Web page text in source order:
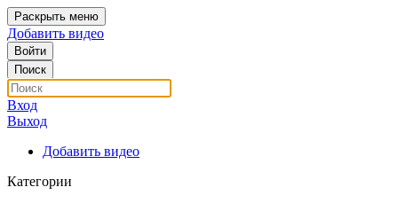
Раскрыть меню
Добавить видео
Войти
Поиск
Вход
Выход
Добавить видео
Категории